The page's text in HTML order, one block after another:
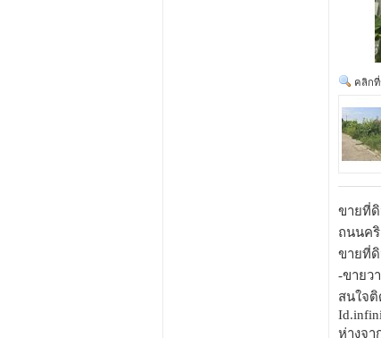
คลิก
ขายที่ดิ
ถนนค
ขายที่ดิ
-ขายว
สนใจติ
ห่างจา